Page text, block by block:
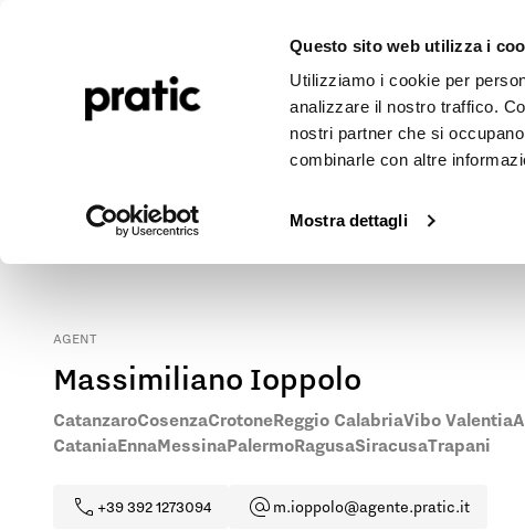
Questo sito web utilizza i
Utilizziamo i cookie per
analizzare il nostro traffico.
nostri partner che si
combinarle con altre
Mostra dettagli
Outdoor-ProjekteJournal
Kontaktieren Sie unseren Vertreter vor Ort, um die
AGENT
Massimiliano Ioppolo
CatanzaroCosenzaCrotoneReggio CalabriaVibo Valentia
CataniaEnnaMessinaPalermoRagusaSiracusaTrapani
+39 392 1273094 m.ioppolo@agente.pratic.it